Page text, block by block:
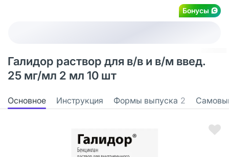
Бонусы
Галидор раствор для в/в и в/м введ.
25 мг/мл 2 мл 10 шт
Основное Инструкция Формы выпуска 2